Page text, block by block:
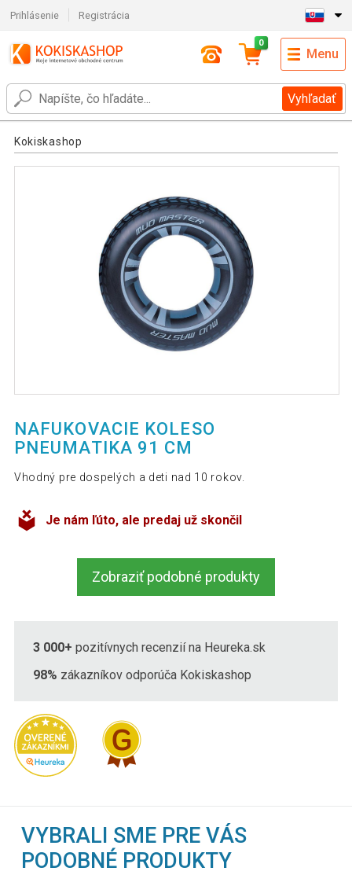
Prihlásenie Registrácia
Vyhľadať
0
Menu
Kokiskashop
NAFUKOVACIE KOLESO
PNEUMATIKA 91 CM
Vhodný pre dospelých a deti nad 10 rokov.
Je nám ľúto, ale predaj už skončil
Zobraziť podobné produkty
3 000+ pozitívnych recenzií na Heureka.sk
98% zákazníkov odporúča Kokiskashop
VYBRALI SME PRE VÁS
PODOBNÉ PRODUKTY